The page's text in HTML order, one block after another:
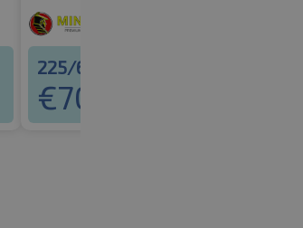
225/60R17 99V
€70.43